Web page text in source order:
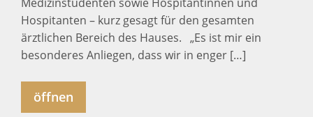
Hospitanten – kurz gesagt für den gesamten
ärztlichen Bereich des Hauses. „Es ist mir ein
besonderes Anliegen, dass wir in enger […]
öffnen